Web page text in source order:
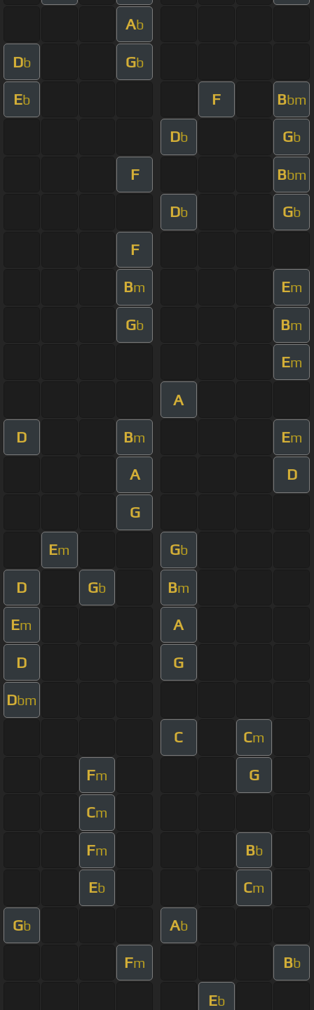
Ab
Db Gb
Eb F Bbm
Db Gb
F Bbm
Db Gb
F
Bm Em
Gb Bm
Em
A
D Bm Em
A D
G
Em Gb
D Gb Bm
Em A
D G
Dbm
C Cm
Fm G
Cm
Fm Bb
Eb Cm
Gb Ab
Fm Bb
Eb